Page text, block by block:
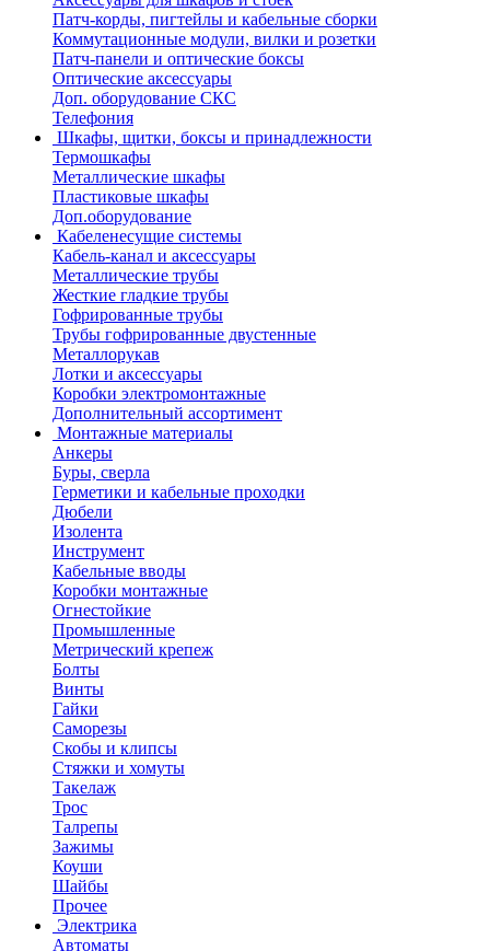
Патч-корды, пигтейлы и кабельные сборки
Коммутационные модули, вилки и розетки
Патч-панели и оптические боксы
Оптические аксессуары
Доп. оборудование СКС
Телефония
Шкафы, щитки, боксы и принадлежности
Термошкафы
Металлические шкафы
Пластиковые шкафы
Доп.оборудование
Кабеленесущие системы
Кабель-канал и аксессуары
Металлические трубы
Жесткие гладкие трубы
Гофрированные трубы
Трубы гофрированные двустенные
Металлорукав
Лотки и аксессуары
Коробки электромонтажные
Дополнительный ассортимент
Монтажные материалы
Анкеры
Буры, сверла
Герметики и кабельные проходки
Дюбели
Изолента
Инструмент
Кабельные вводы
Коробки монтажные
Огнестойкие
Промышленные
Метрический крепеж
Болты
Винты
Гайки
Саморезы
Скобы и клипсы
Стяжки и хомуты
Такелаж
Трос
Талрепы
Зажимы
Коуши
Шайбы
Прочее
Электрика
Автоматы